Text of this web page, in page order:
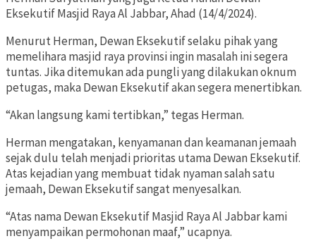
Eksekutif Masjid Raya Al Jabbar, Ahad (14/4/2024).
Menurut Herman, Dewan Eksekutif selaku pihak yang
memelihara masjid raya provinsi ingin masalah ini segera
tuntas. Jika ditemukan ada pungli yang dilakukan oknum
petugas, maka Dewan Eksekutif akan segera menertibkan.
“Akan langsung kami tertibkan,” tegas Herman.
Herman mengatakan, kenyamanan dan keamanan jemaah
sejak dulu telah menjadi prioritas utama Dewan Eksekutif.
Atas kejadian yang membuat tidak nyaman salah satu
jemaah, Dewan Eksekutif sangat menyesalkan.
“Atas nama Dewan Eksekutif Masjid Raya Al Jabbar kami
menyampaikan permohonan maaf,” ucapnya.